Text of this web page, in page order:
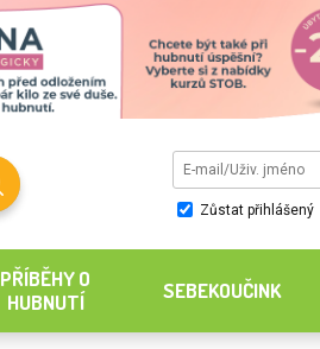
Zůstat přihlášený
PŘÍBĚHY O
HUBNUTÍ
SEBEKOUČINK